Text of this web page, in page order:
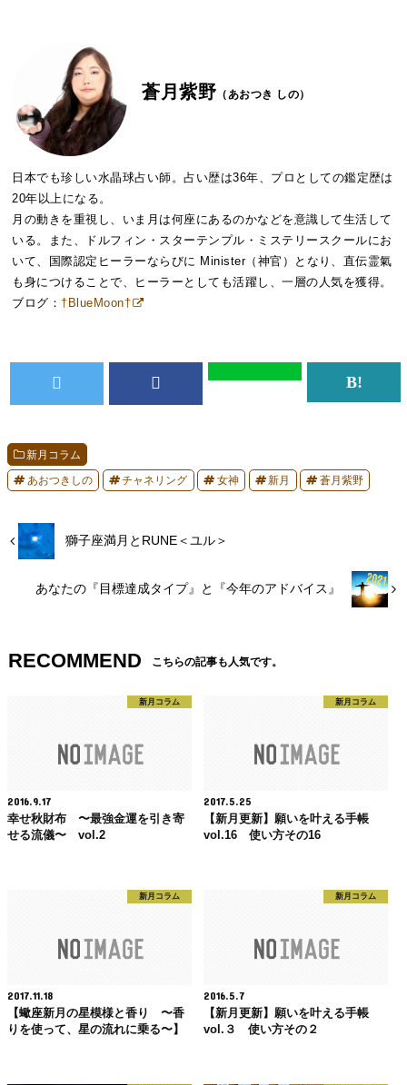
蒼月紫野 （あおつき しの）
日本でも珍しい水晶球占い師。占い歴は36年、プロとしての鑑定歴は
20年以上になる。
月の動きを重視し、いま月は何座にあるのかなどを意識して生活して
いる。また、ドルフィン・スターテンプル・ミステリースクールにお
いて、国際認定ヒーラーならびに Minister（神官）となり、直伝霊氣
も身につけることで、ヒーラーとしても活躍し、一層の人気を獲得。
ブログ：†BlueMoon†
新月コラム
あおつきしの チャネリング 女神 新月 蒼月紫野
獅子座満月とRUNE＜ユル＞
あなたの『目標達成タイプ』と『今年のアドバイス』
RECOMMEND こちらの記事も人気です。
新月コラム
2016.9.17
幸せ秋財布 〜最強金運を引き寄
せる流儀〜 vol.2
新月コラム
2017.5.25
【新月更新】願いを叶える手帳
vol.16 使い方その16
新月コラム
2017.11.18
【蠍座新月の星模様と香り 〜香
りを使って、星の流れに乗る〜】
新月コラム
2016.5.7
【新月更新】願いを叶える手帳
vol.３ 使い方その２